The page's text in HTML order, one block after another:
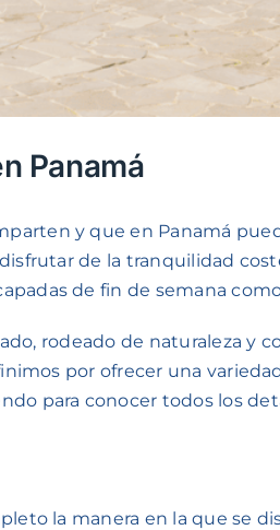
Panamá
y que en Panamá
de la tranquilidad
de fin de semana
rodeado de naturaleza y
por ofrecer una
para conocer todos los
la manera en la que se